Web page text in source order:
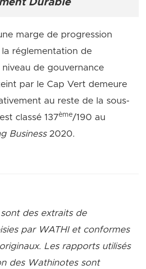
Durable
marge de progression
réglementation de
niveau de gouvernance
par le Cap Vert demeure
au reste de la sous-
classé 137ème/190 au
Business2020.
des extraits de
par WATHI et conformes
Les rapports utilisés
des Wathinotes sont